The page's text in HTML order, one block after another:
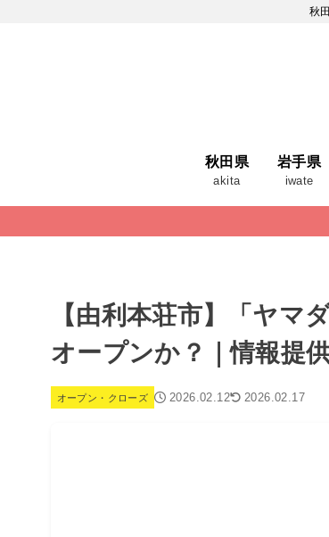
秋
秋田県
akita
岩手県
iwate
【由利本荘市】「ヤマ
オープンか？｜情報提
オープン・クローズ 2026.02.12 2026.02.17